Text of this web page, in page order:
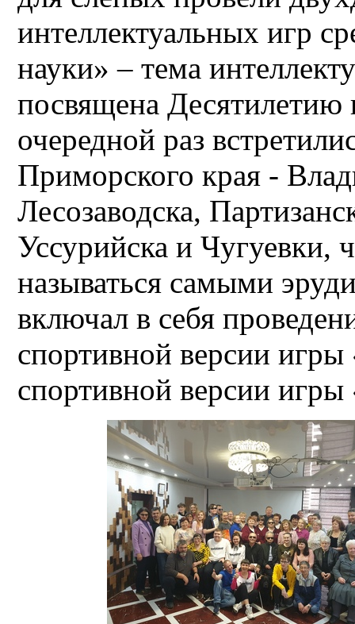
интеллектуальных игр
науки» – тема
посвящена Десятилетию
очередной раз
Приморского края -
Лесозаводска,
Уссурийска и Чугуевки,
называться самыми
включал в себя
спортивной версии
спортивной версии